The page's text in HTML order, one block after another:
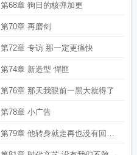
第68章 狗日的核弹加更
第70章 再磨剑
第72章 专访 那一定更痛快
第74章 新造型 悍匪
第76章 那天我眼前一黑大就得了
第78章 小广告
第79章 他转身就走再也没有回头
大